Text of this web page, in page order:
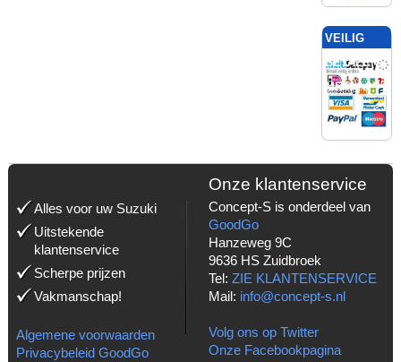
VEILIG
BETALEN
MET:
Alles voor uw Suzuki
Uitstekende
klantenservice
Scherpe prijzen
Vakmanschap!
Algemene voorwaarden
Privacybeleid GoodGo
Onze klantenservice
Concept-S is onderdeel van
GoodGo
Hanzeweg 9C
9636 HS Zuidbroek
Tel: ZIE KLANTENSERVICE
Mail: info@concept-s.nl
Volg ons op Twitter
Onze Facebookpagina